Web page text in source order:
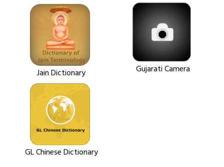
Jain Dictionary
GL Chinese Dictionary
Gujarati Camera